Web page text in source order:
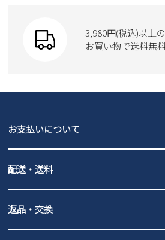
moz
Parade
GAP
new balance
瞬足
3,980円(税込)以上の
お買い物で送料無
お支払いについて
PayPay（オンライン決済）、代金引換の
配送・送料
北海道・本州・四国・九州…550円
全国一律…220円（税込）
発送日・送料詳細についてはご利用ガイ
返品・交換